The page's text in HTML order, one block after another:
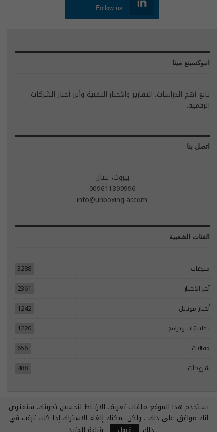
Follow us
انبوكسينغ مينا
تابع أهم الدراسات، التقارير والأخبار التقنية وأبرز أخبار الشركات
الرقمية.
اتصل بنا
بيروت، لبنان
009611399996
info@unboxing-ar.com
الفئات الشعبية
منوعات
3288
آخر الاخبار
2361
أخبار موبايل
1242
تطبيقات وبرامج
1226
مقالات
656
شروحات
488
© 2026 - جميع الحقوق محفوظة.
تصميم مواقع انترنت:
يستخدم هذا الموقع ملفات تعريف الارتباط لتحسين تجربتك. سنفترض
أنك موافق على ذلك ، ولكن يمكنك إلغاء الاشتراك إذا كنت ترغب في